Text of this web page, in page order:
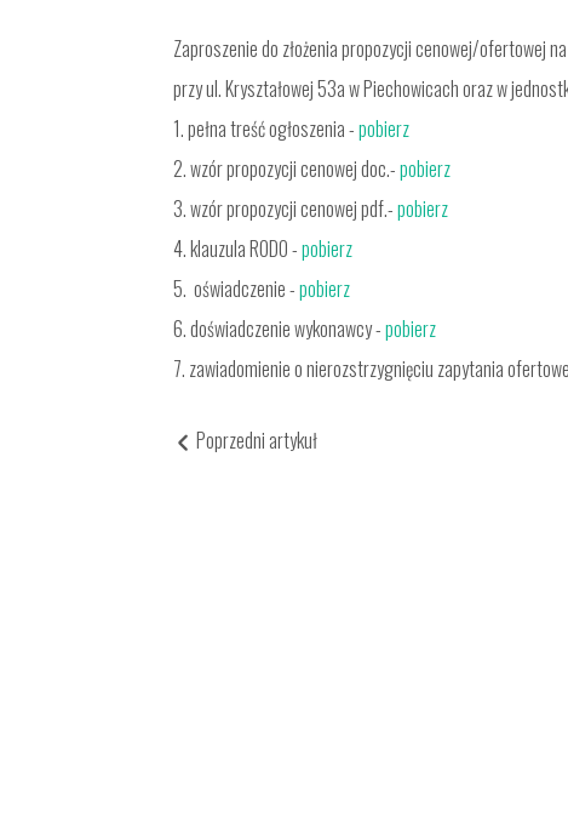
Zaproszenie do złożenia propozycji cenowej/ofertowej
przy ul. Kryształowej 53a w Piechowicach oraz w
1. pełna treść ogłoszenia -pobierz
2. wzór propozycji cenowej doc.-pobierz
3. wzór propozycji cenowej pdf.-pobierz
4. klauzula RODO -pobierz
5. oświadczenie -pobierz
6. doświadczenie wykonawcy -pobierz
7. zawiadomienie o nierozstrzygnięciu zapytania
Poprzedni artykuł